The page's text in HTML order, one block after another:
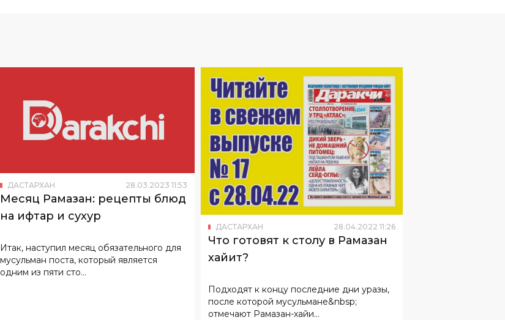
ДАСТАРХАН 28.03.2023 11:53
Месяц Рамазан: рецепты блюд
на ифтар и сухур
Итак, наступил месяц обязательного для
мусульман поста, который является
одним из пяти сто...
ДАСТАРХАН 28.04.2022 11:26
Что готовят к столу в Рамазан
хайит?
Подходят к концу последние дни уразы,
после которой мусульмане&nbsp;
отмечают Рамазан-хайи...